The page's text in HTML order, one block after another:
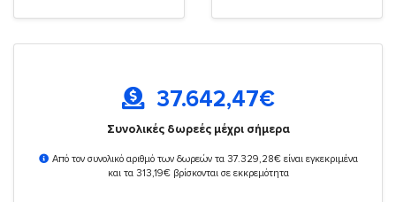
37.642,47€
Συνολικές δωρεές μέχρι σήμερα
Από τον συνολικό αριθμό των δωρεών τα 37.329,28€ είναι εγκεκριμένα
και τα 313,19€ βρίσκονται σε εκκρεμότητα